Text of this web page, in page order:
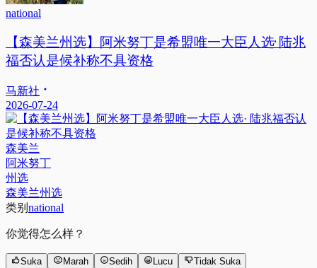
national
【森美兰州选】阿米努丁是希盟唯一大臣人选· 陆兆
福否认是候补称不具资格
马新社
2026-07-24
森美兰
阿米努丁
州选
森美兰州选
类别 national
你觉得怎么样？
Suka Marah Sedih Lucu Tidak Suka